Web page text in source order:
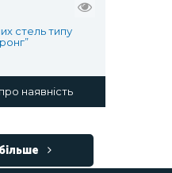
стель типу
наявність